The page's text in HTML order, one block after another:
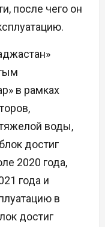
после чего он
в рамках
воды,
достиг
2020 года,
года и
в
достиг